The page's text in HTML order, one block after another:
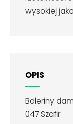
wysokiej
OPIS
Baleriny
047 Szafir